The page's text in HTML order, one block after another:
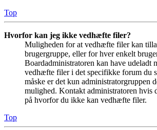
Top
Hvorfor kan jeg ikke vedhæfte filer?
Muligheden for at vedhæfte filer kan
brugergruppe, eller for hver enkelt
Boardadministratoren kan have udeladt
vedhæfte filer i det specifikke forum du
måske er det kun administratorgruppen
mulighed. Kontakt administratoren hvis
på hvorfor du ikke kan vedhæfte filer.
Top